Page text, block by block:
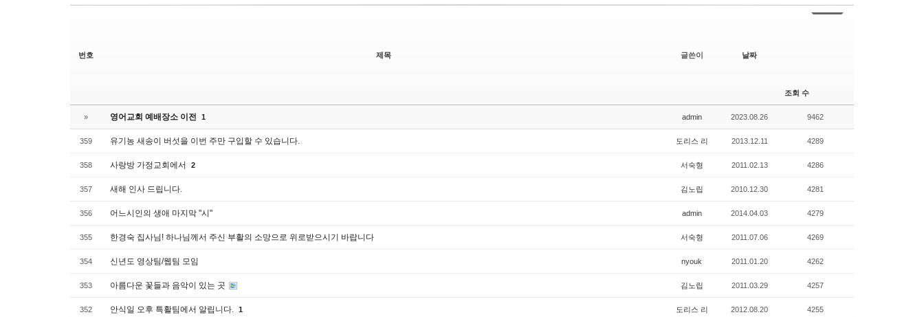
번호 제목 글쓴이 날짜
조회 수
» 영어교회 예배장소 이전 1 admin 2023.08.26 9462
359 유기농 새송이 버섯을 이번 주만 구입할 수 있습니다. 도리스 리 2013.12.11 4289
358 사랑방 가정교회에서 2 서숙형 2011.02.13 4286
357 새해 인사 드립니다. 김노립 2010.12.30 4281
356 어느시인의 생애 마지막 "시" admin 2014.04.03 4279
355 한경숙 집사님! 하나님께서 주신 부활의 소망으로 위로받으시기 바랍니다 서숙형 2011.07.06 4269
354 신년도 영상팀/웹팀 모임 nyouk 2011.01.20 4262
353 아름다운 꽃들과 음악이 있는 곳 김노립 2011.03.29 4257
352 안식일 오후 특활팀에서 알립니다. 1 도리스 리 2012.08.20 4255